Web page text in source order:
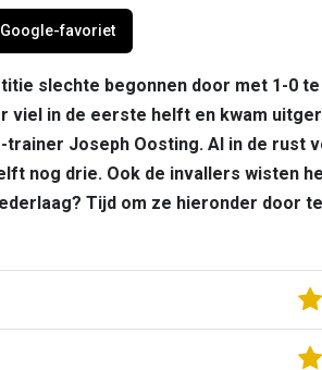
Google-favoriet
slechte begonnen door met 1-0
viel in de eerste helft en kwam
trainer Joseph Oosting. Al in de rust
nog drie. Ook de invallers wisten
Tijd om ze hieronder door